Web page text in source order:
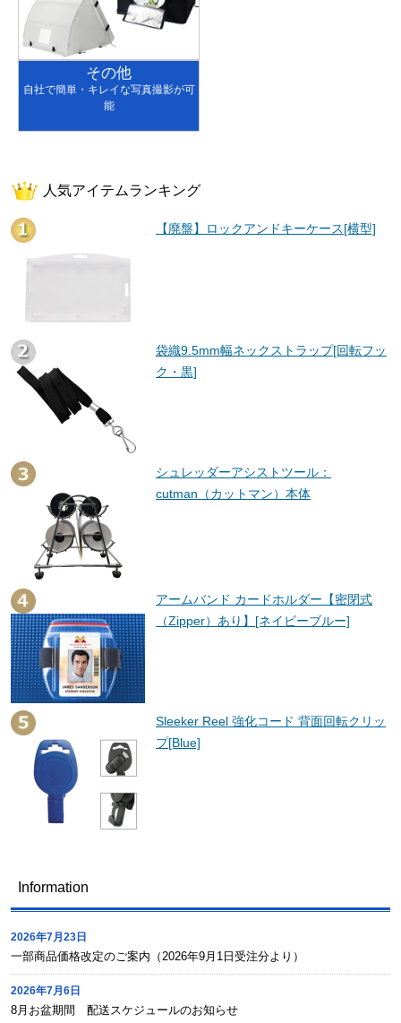
その他
自社で簡単・キレイな写真撮影が可
能
人気アイテムランキング
【廃盤】ロックアンドキーケース[横型]
袋織9.5mm幅ネックストラップ[回転フッ
ク・黒]
シュレッダーアシストツール：
cutman（カットマン）本体
アームバンド カードホルダー【密閉式
（Zipper）あり】[ネイビーブルー]
Sleeker Reel 強化コード 背面回転クリッ
プ[Blue]
Information
2026年7月23日
一部商品価格改定のご案内（2026年9月1日受注分より）
2026年7月6日
8月お盆期間 配送スケジュールのお知らせ